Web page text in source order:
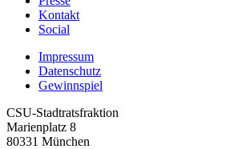
Kontakt
Social
Impressum
Datenschutz
Gewinnspiel
CSU-Stadtratsfraktion
Marienplatz 8
80331 München